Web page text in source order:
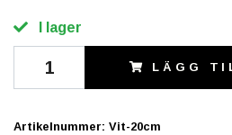
I lager
LÄGG
Artikelnummer: Vit-20cm